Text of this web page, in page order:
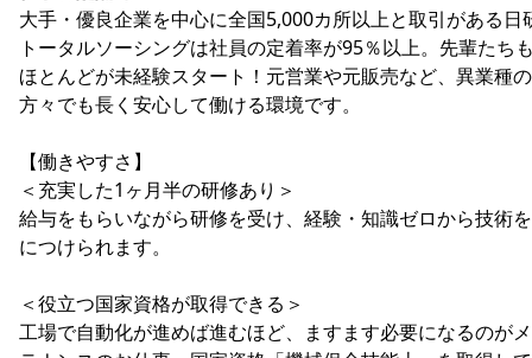
大手・優良企業を中心に全国5,000カ所以上と取引がある日
トータルソーシングは社員の定着率が95％以上。先輩たち
ほとんどが未経験スタート！元営業や元販売など、異業種の
方々でも長く安心して働ける環境です。
【働きやすさ】
＜充実した1ヶ月半の研修あり＞
給与をもらいながら研修を受け、経験・知識ゼロから技術
につけられます。
＜役立つ国家資格が取得できる＞
工場で自動化が進めば進むほど、ますます必要になるのが